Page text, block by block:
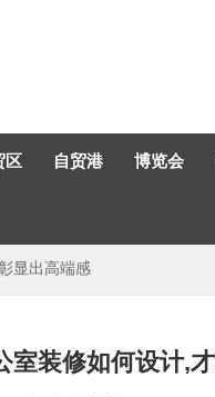
区 自贸港 博览会
显出高端感
室装修如何设计,